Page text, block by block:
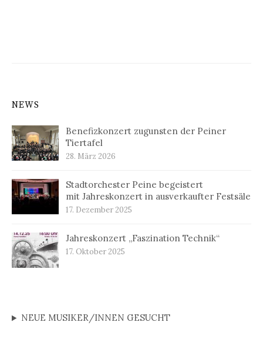
NEWS
Benefizkonzert zugunsten der Peiner
Tiertafel
28. März 2026
Stadtorchester Peine begeistert
mit Jahreskonzert in ausverkaufter Festsäle
17. Dezember 2025
Jahreskonzert „Faszination Technik“
17. Oktober 2025
NEUE MUSIKER/INNEN GESUCHT